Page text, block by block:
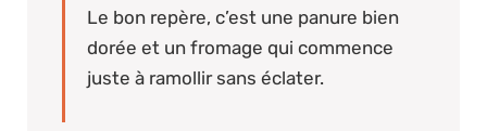
Le bon repère, c’est une panure bien
dorée et un fromage qui commence
juste à ramollir sans éclater.